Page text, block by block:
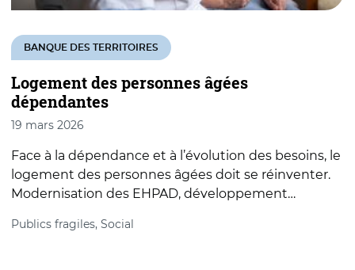
Logement des personnes âgées
dépendantes
BANQUE DES TERRITOIRES
19 mars 2026
Face à la dépendance et à l’évolution des besoins, le
logement des personnes âgées doit se réinventer.
Modernisation des EHPAD, développement…
Publics fragiles, Social